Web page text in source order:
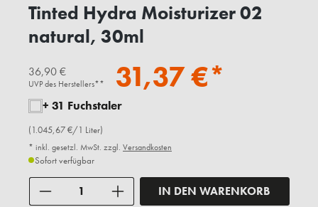
Tinted Hydra Moisturizer 02
natural, 30ml
36,90 €
UVP des Herstellers** 31,37 €*
+ 31 Fuchstaler
(1.045,67 €/1 Liter)
* inkl. gesetzl. MwSt. zzgl. Versandkosten
Sofort verfügbar
IN DEN WARENKORB